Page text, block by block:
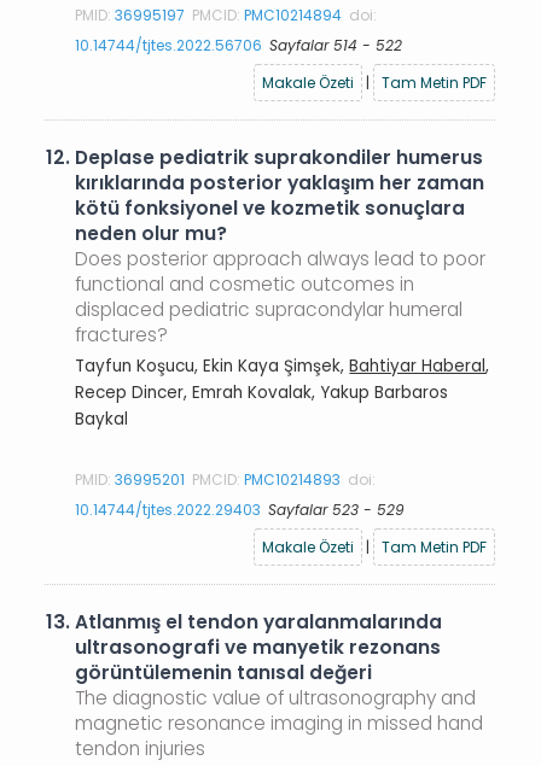
PMID:36995197 PMCID:PMC10214894 doi:
10.14744/tjtes.2022.56706 Sayfalar 514 - 522
Makale Özeti
| Tam Metin PDF
12. Deplase pediatrik suprakondiler humerus
kırıklarında posterior yaklaşım her zaman
kötü fonksiyonel ve kozmetik sonuçlara
neden olur mu?
Does posterior approach always lead to poor
functional and cosmetic outcomes in
displaced pediatric supracondylar humeral
fractures?
Tayfun Koşucu, Ekin Kaya Şimşek,Bahtiyar Haberal,
Recep Dincer, Emrah Kovalak, Yakup Barbaros
Baykal
PMID:36995201 PMCID:PMC10214893 doi:
10.14744/tjtes.2022.29403 Sayfalar 523 - 529
Makale Özeti
| Tam Metin PDF
13.Atlanmış el tendon yaralanmalarında
ultrasonografi ve manyetik rezonans
görüntülemenin tanısal değeri
The diagnostic value of ultrasonography and
magnetic resonance imaging in missed hand
tendon injuries